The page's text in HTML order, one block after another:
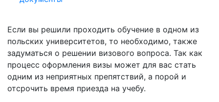
Если вы решили проходить обучение в одном из
польских университетов, то необходимо, также
задуматься о решении визового вопроса. Так как
процесс оформления визы может для вас стать
одним из неприятных препятствий, а порой и
отсрочить время приезда на учебу.